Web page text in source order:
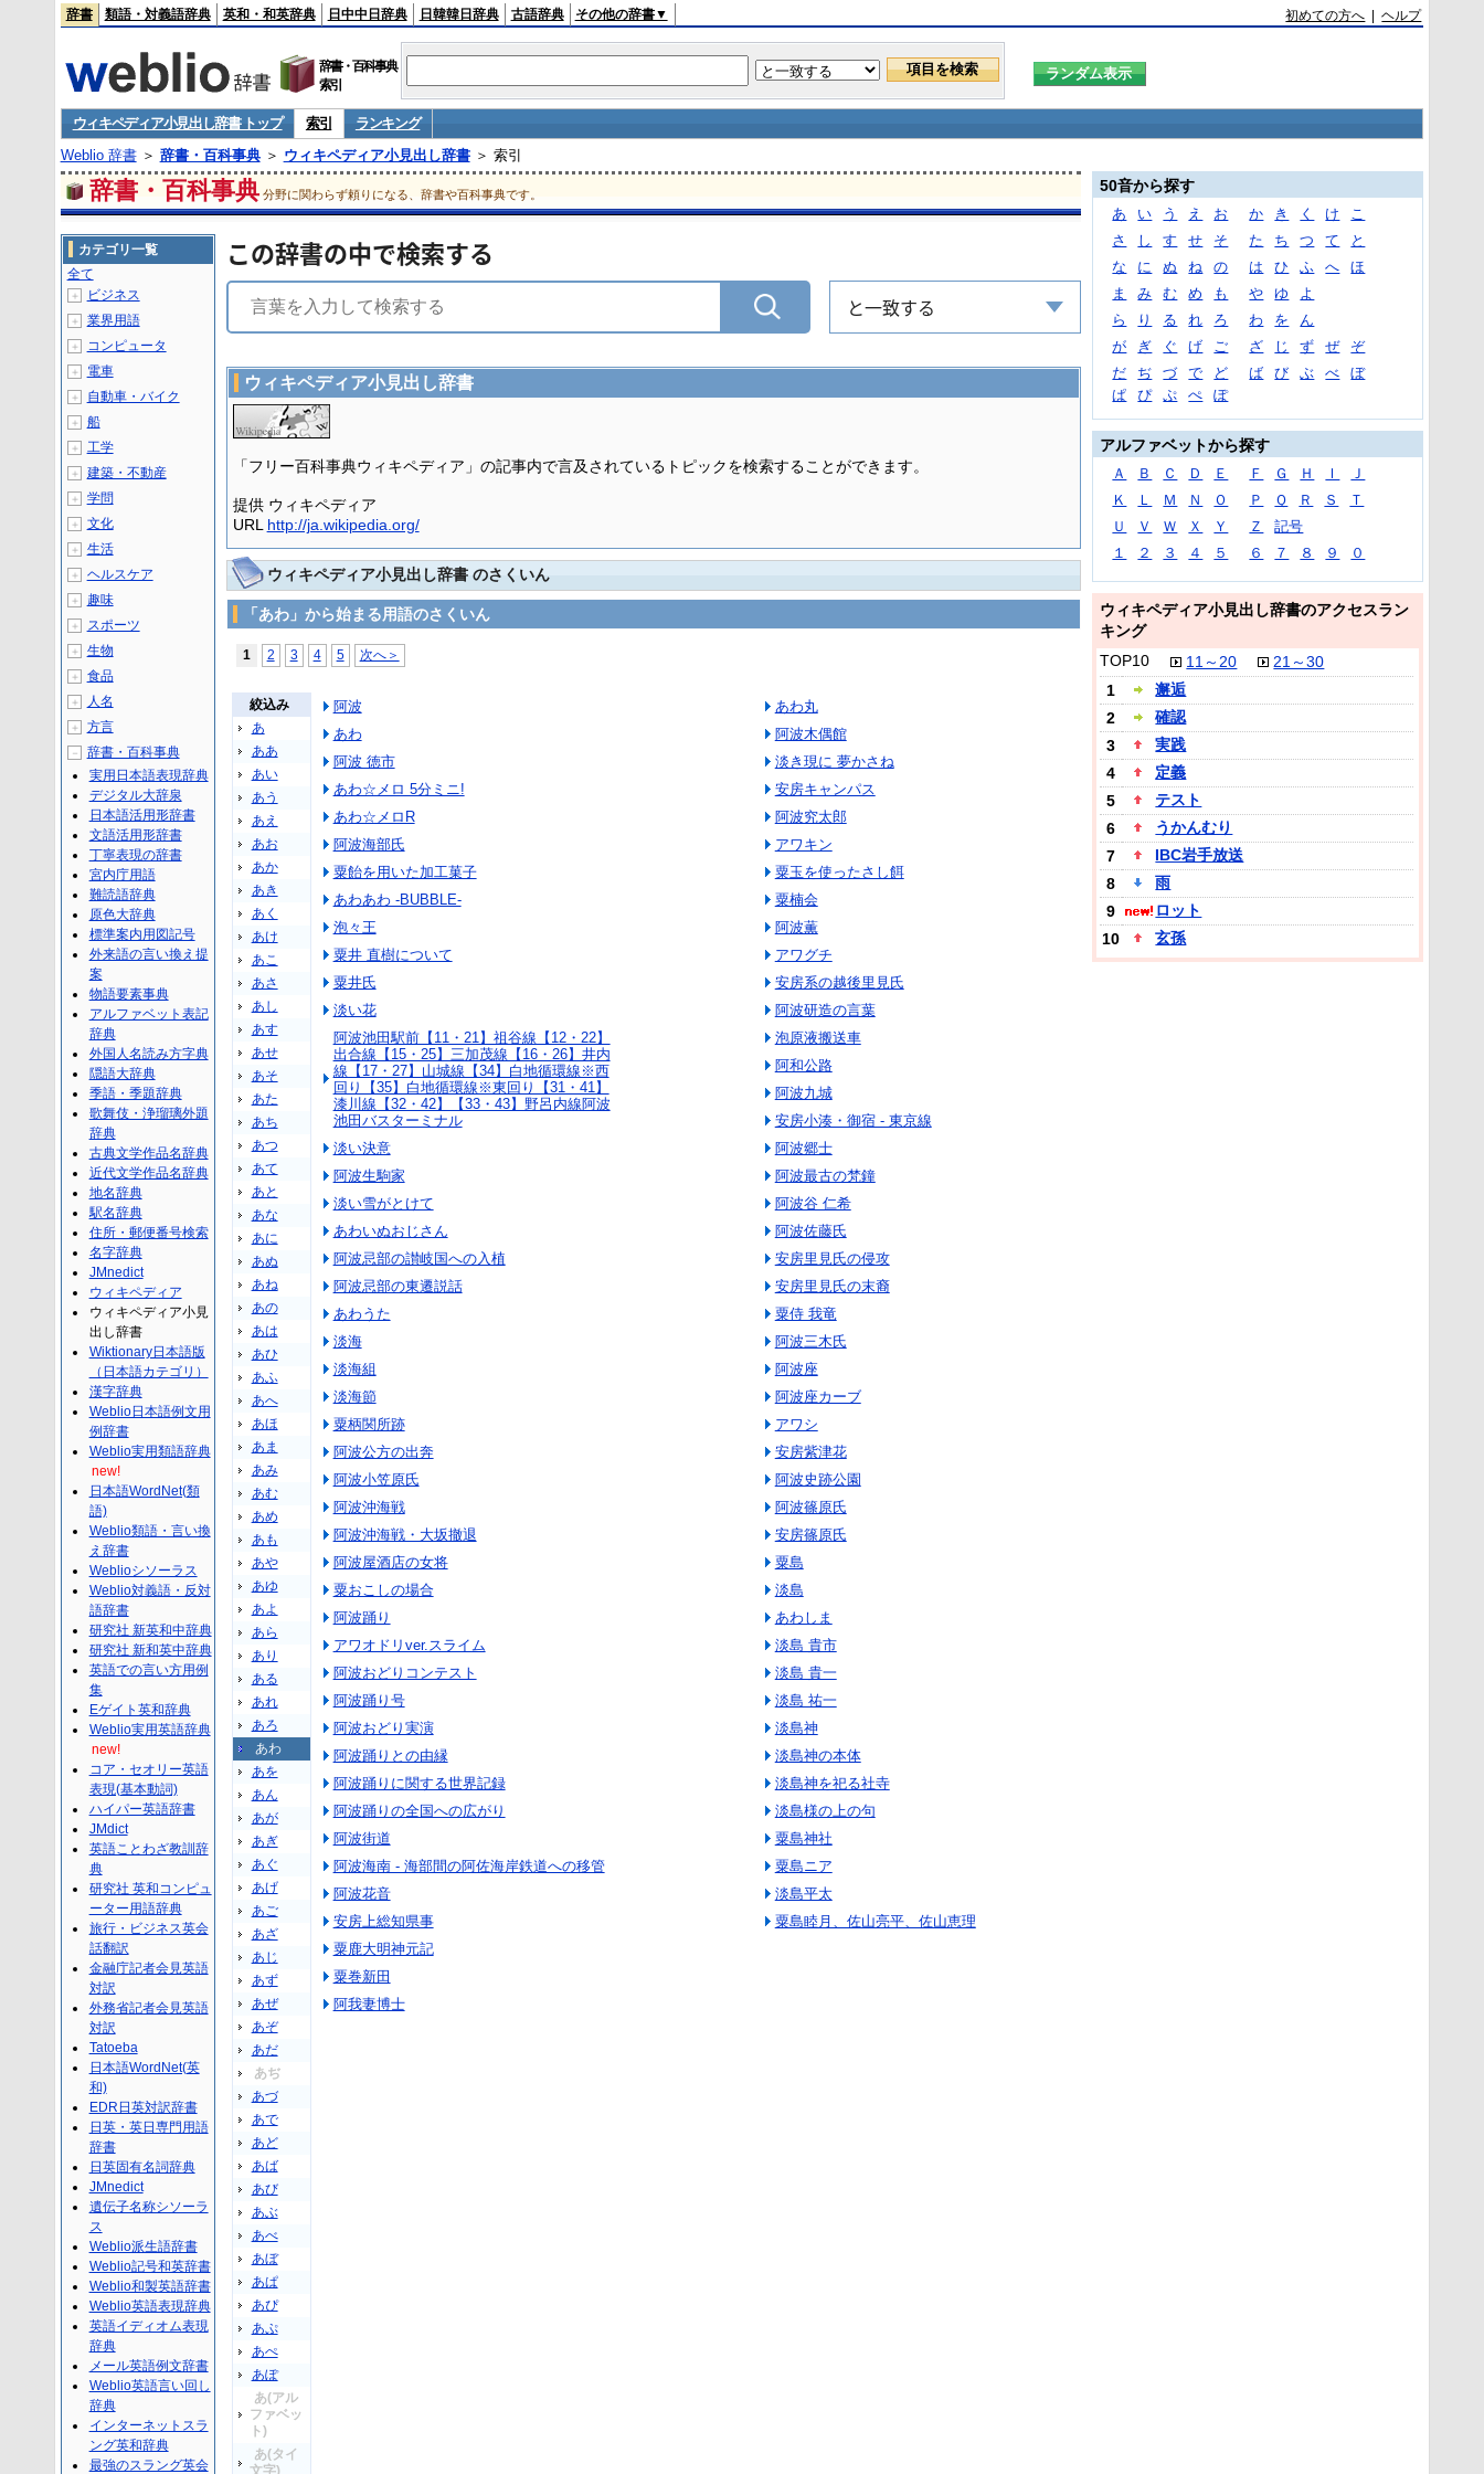
辞書 類語・対義語辞典 英和・和英辞典 日中中日辞典 日韓韓日辞典 古語辞典 その他の辞書▼ 初めての方へ |ヘルプ
辞書・百科事典
索引
ウィキペディア小見出し辞書 トップ 索引
ランキング
Weblio 辞書＞ 辞書・百科事典＞ ウィキペディア小見出し辞書＞ 索引
辞書・百科事典 分野に関わらず頼りになる、辞書や百科事典です。
この辞書の中で検索する
と一致する
ウィキペディア小見出し辞書
「フリー百科事典ウィキペディア」の記事内で言及されているトピックを検索することができます。
提供 ウィキペディア
URL http://ja.wikipedia.org/
ウィキペディア小見出し辞書 のさくいん
「あわ」から始まる用語のさくいん
1 2 3 4 5 次へ＞
絞込み
あ
ああ
あい
あう
あえ
あお
あか
あき
あく
あけ
あこ
あさ
あし
あす
あせ
あそ
あた
あち
あつ
あて
あと
あな
あに
あぬ
あね
あの
あは
あひ
あふ
あへ
あほ
あま
あみ
あむ
あめ
あも
あや
あゆ
あよ
あら
あり
ある
あれ
あろ
あわ
あを
あん
あが
あぎ
あぐ
あげ
あご
あざ
あじ
あず
あぜ
あぞ
あだ
あぢ
あづ
あで
あど
あば
あび
あぶ
あべ
あぼ
あぱ
あぴ
あぷ
あぺ
あぽ
あ(アル
ファベッ
ト)
あ(タイ
文字)
阿波
あわ
阿波 徳市
あわ☆メロ 5分ミニ!
あわ☆メロR
阿波海部氏
粟飴を用いた加工菓子
あわあわ -BUBBLE-
泡々王
粟井 直樹について
粟井氏
淡い花
阿波池田駅前【11・21】祖谷線【12・22】
出合線【15・25】三加茂線【16・26】井内
線【17・27】山城線【34】白地循環線※西
回り【35】白地循環線※東回り【31・41】
漆川線【32・42】【33・43】野呂内線阿波
池田バスターミナル
淡い決意
阿波生駒家
淡い雪がとけて
あわいぬおじさん
阿波忌部の讃岐国への入植
阿波忌部の東遷説話
あわうた
淡海
淡海組
淡海節
粟柄関所跡
阿波公方の出奔
阿波小笠原氏
阿波沖海戦
阿波沖海戦・大坂撤退
阿波屋酒店の女将
粟おこしの場合
阿波踊り
アワオドリver.スライム
阿波おどりコンテスト
阿波踊り号
阿波おどり実演
阿波踊りとの由縁
阿波踊りに関する世界記録
阿波踊りの全国への広がり
阿波街道
阿波海南 - 海部間の阿佐海岸鉄道への移管
阿波花音
安房上総知県事
粟鹿大明神元記
粟巻新田
阿我妻博士
あわ丸
阿波木偶館
淡き現に 夢かさね
安房キャンパス
阿波究太郎
アワキン
粟玉を使ったさし餌
粟楠会
阿波薫
アワグチ
安房系の越後里見氏
阿波研造の言葉
泡原液搬送車
阿和公路
阿波九城
安房小湊・御宿 - 東京線
阿波郷士
阿波最古の梵鐘
阿波谷 仁希
阿波佐藤氏
安房里見氏の侵攻
安房里見氏の末裔
粟侍 我竜
阿波三木氏
阿波座
阿波座カーブ
アワシ
安房紫津花
阿波史跡公園
阿波篠原氏
安房篠原氏
粟島
淡島
あわしま
淡島 貴市
淡島 貴一
淡島 祐一
淡島神
淡島神の本体
淡島神を祀る社寺
淡島様の上の句
粟島神社
粟島ニア
淡島平太
粟島睦月、佐山亮平、佐山恵理
カテゴリ一覧
全て
＋ ビジネス
＋ 業界用語
＋ コンピュータ
＋ 電車
＋ 自動車・バイク
＋ 船
＋ 工学
＋ 建築・不動産
＋ 学問
＋ 文化
＋ 生活
＋ ヘルスケア
＋ 趣味
＋ スポーツ
＋ 生物
＋ 食品
＋ 人名
＋ 方言
－
辞書・百科事典
実用日本語表現辞典
デジタル大辞泉
日本語活用形辞書
文語活用形辞書
丁寧表現の辞書
宮内庁用語
難読語辞典
原色大辞典
標準案内用図記号
外来語の言い換え提
案
物語要素事典
アルファベット表記
辞典
外国人名読み方字典
隠語大辞典
季語・季題辞典
歌舞伎・浄瑠璃外題
辞典
古典文学作品名辞典
近代文学作品名辞典
地名辞典
駅名辞典
住所・郵便番号検索
名字辞典
JMnedict
ウィキペディア
ウィキペディア小見
出し辞書
Wiktionary日本語版
（日本語カテゴリ）
漢字辞典
Weblio日本語例文用
例辞書
Weblio実用類語辞典
new!
日本語WordNet(類
語)
Weblio類語・言い換
え辞書
Weblioシソーラス
Weblio対義語・反対
語辞書
研究社 新英和中辞典
研究社 新和英中辞典
英語での言い方用例
集
Eゲイト英和辞典
Weblio実用英語辞典
new!
コア・セオリー英語
表現(基本動詞)
ハイパー英語辞書
JMdict
英語ことわざ教訓辞
典
研究社 英和コンピュ
ーター用語辞典
旅行・ビジネス英会
話翻訳
金融庁記者会見英語
対訳
外務省記者会見英語
対訳
Tatoeba
日本語WordNet(英
和)
EDR日英対訳辞書
日英・英日専門用語
辞書
日英固有名詞辞典
JMnedict
遺伝子名称シソーラ
ス
Weblio派生語辞書
Weblio記号和英辞書
Weblio和製英語辞書
Weblio英語表現辞典
英語イディオム表現
辞典
メール英語例文辞書
Weblio英語言い回し
辞典
インターネットスラ
ング英和辞典
最強のスラング英会
50音から探す
あ い う え お か き く け
こ
さ
し す せ そ た ち つ て
と
な
に ぬ ね の は ひ ふ へ
ほ
ま
み む め も や ゆ
よ
ら
り る れ ろ わ を
ん
が
ぎ ぐ げ ご ざ じ ず ぜ
ぞ
だ
ぢ づ で ど ば び ぶ べ
ぼ
ぱ
ぴ ぷ ぺ ぽ
アルファベットから探す
Ａ Ｂ Ｃ Ｄ Ｅ Ｆ Ｇ Ｈ Ｉ
Ｊ
Ｋ
Ｌ Ｍ Ｎ Ｏ Ｐ Ｑ Ｒ Ｓ
Ｔ
Ｕ
Ｖ Ｗ Ｘ Ｙ Ｚ
記号
１
２ ３ ４ ５ ６ ７ ８ ９ ０
ウィキペディア小見出し辞書のアクセスラン
キング
TOP10
11～20
21～30
1
邂逅
2
確認
3
実践
4
定義
5
テスト
6
うかんむり
7
IBC岩手放送
8
雨
9
ロット
10
玄孫